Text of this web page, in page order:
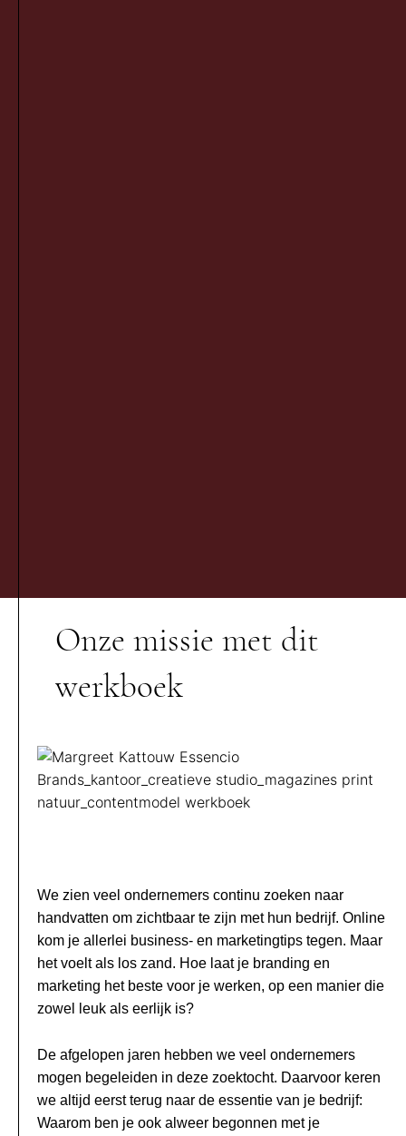
Onze missie met dit
werkboek
We zien veel ondernemers continu zoeken naar
handvatten om zichtbaar te zijn met hun bedrijf. Online
kom je allerlei business- en marketingtips tegen. Maar
het voelt als los zand. Hoe laat je branding en
marketing het beste voor je werken, op een manier die
zowel leuk als eerlijk is?
De afgelopen jaren hebben we veel ondernemers
mogen begeleiden in deze zoektocht. Daarvoor keren
we altijd eerst terug naar de essentie van je bedrijf:
Waarom ben je ook alweer begonnen met je